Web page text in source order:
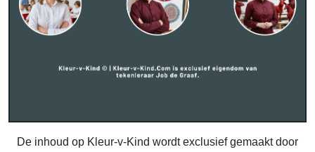
De inhoud op Kleur-v-Kind wordt exclusief gemaakt door